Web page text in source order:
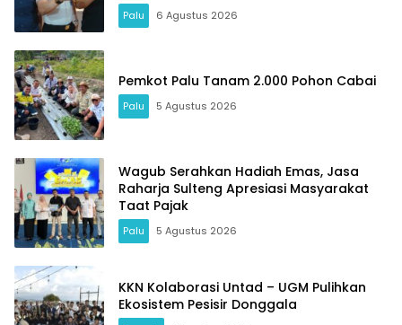
Palu 6 Agustus 2026
Pemkot Palu Tanam 2.000 Pohon Cabai
Palu 5 Agustus 2026
Wagub Serahkan Hadiah Emas, Jasa
Raharja Sulteng Apresiasi Masyarakat
Taat Pajak
Palu 5 Agustus 2026
KKN Kolaborasi Untad – UGM Pulihkan
Ekosistem Pesisir Donggala